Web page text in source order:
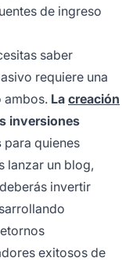
de ingreso
saber
requiere una
ambos. La creación
inversiones
para quienes
lanzar un blog,
invertir
exitosos de